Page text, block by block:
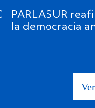
PARLASUR
la democracia